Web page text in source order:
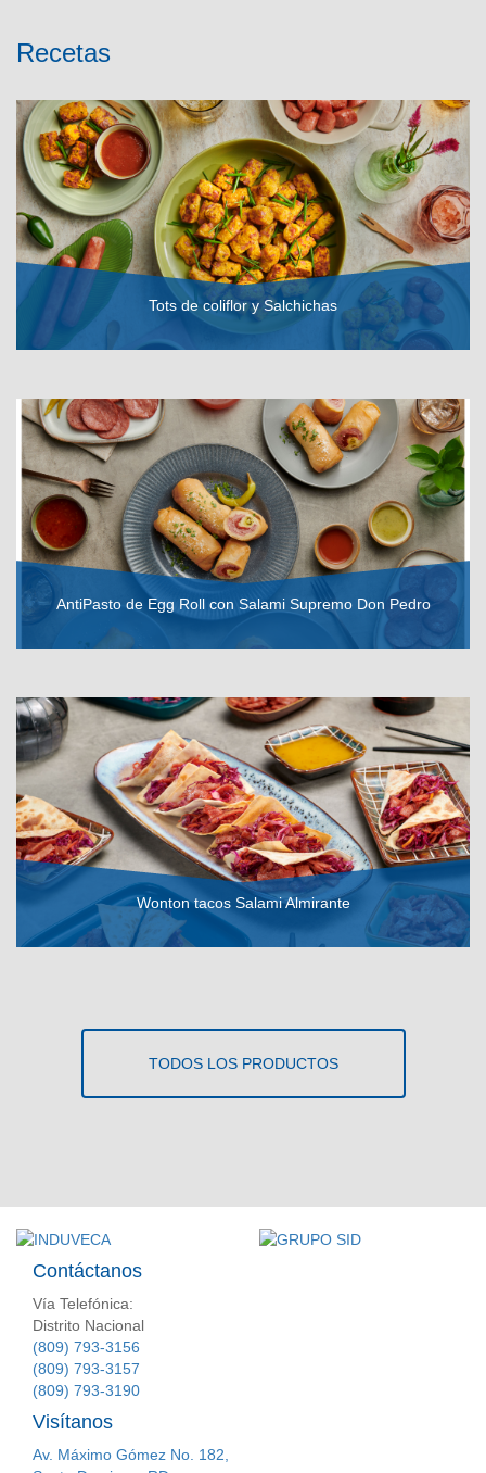
Recetas
Tots de coliflor y Salchichas
AntiPasto de Egg Roll con Salami Supremo Don Pedro
Wonton tacos Salami Almirante
TODOS LOS PRODUCTOS
Contáctanos
Vía Telefónica:
Distrito Nacional
(809) 793-3156
(809) 793-3157
(809) 793-3190
Visítanos
Av. Máximo Gómez No. 182,